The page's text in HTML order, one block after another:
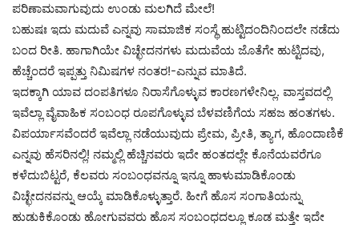
ಪರಿಣಾಮವಾಗುವುದು ಉಂಡು ಮಲಗಿದೆ ಮೇಲೆ!
ಬಹುಷಃ ಇದು ಮದುವೆ ಎನ್ನವು ಸಾಮಾಜಿಕ ಸಂಸ್ಥೆ ಹುಟ್ಟಿದಂದಿನಿಂದಲೇ ನಡೆದು
ಬಂದ ರೀತಿ. ಹಾಗಾಗಿಯೇ ವಿಚ್ಛೇದನಗಳು ಮದುವೆಯ ಜೊತೆಗೇ ಹುಟ್ಟಿದವು,
ಹೆಚ್ಚೆಂದರೆ ಇಪ್ಪತ್ತು ನಿಮಿಷಗಳ ನಂತರ!-ಎನ್ನುವ ಮಾತಿದೆ.
ಇದಕ್ಕಾಗಿ ಯಾವ ದಂಪತಿಗಳೂ ನಿರಾಸೆಗೊಳ್ಳುವ ಕಾರಣಗಳೇನಿಲ್ಲ. ವಾಸ್ತವದಲ್ಲಿ
ಇವೆಲ್ಲಾ ವೈವಾಹಿಕ ಸಂಬಂಧ ರೂಪಗೊಳ್ಳುವ ಬೆಳವಣಿಗೆಯ ಸಹಜ ಹಂತಗಳು.
ವಿಪರ್ಯಾಸವೆಂದರೆ ಇವೆಲ್ಲಾ ನಡೆಯುವುದು ಪ್ರೇಮ, ಪ್ರೀತಿ, ತ್ಯಾಗ, ಹೊಂದಾಣಿಕೆ
ಎನ್ನವು ಹೆಸರಿನಲ್ಲಿ! ನಮ್ಮಲ್ಲಿ ಹೆಚ್ಚಿನವರು ಇದೇ ಹಂತದಲ್ಲೇ ಕೊನೆಯವರೆಗೂ
ಕಳೆದುಬಿಟ್ಟರೆ, ಕೆಲವರು ಸಂಬಂಧವನ್ನೂ ಇನ್ನೂ ಹಾಳುಮಾಡಿಕೊಂಡು
ವಿಚ್ಛೇದನವನ್ನು ಆಯ್ಕೆ ಮಾಡಿಕೊಳ್ಳುತ್ತಾರೆ. ಹೀಗೆ ಹೊಸ ಸಂಗಾತಿಯನ್ನು
ಹುಡುಕಿಕೊಂಡು ಹೋಗುವವರು ಹೊಸ ಸಂಬಂಧದಲ್ಲೂ ಕೂಡ ಮತ್ತೇ ಇದೇ